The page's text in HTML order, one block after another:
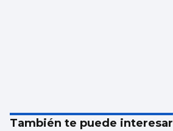
También te puede interesar